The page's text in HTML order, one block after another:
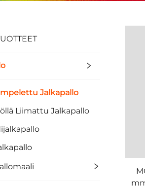
Jalkapallo
Liimattu Jalkapallo